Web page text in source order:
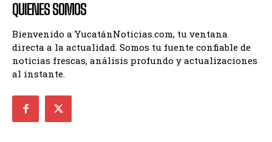
QUIENES SOMOS
Bienvenido a YucatánNoticias.com, tu ventana
directa a la actualidad. Somos tu fuente confiable de
noticias frescas, análisis profundo y actualizaciones
al instante.